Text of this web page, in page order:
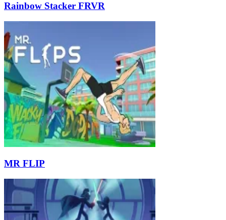
Rainbow Stacker FRVR
MR FLIP